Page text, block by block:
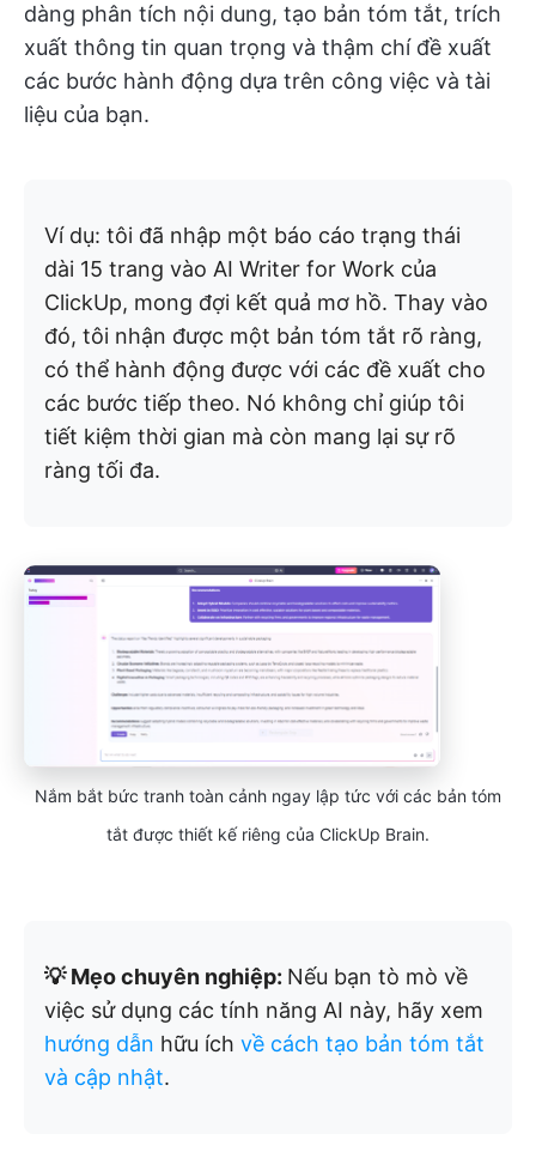
dàng phân tích nội dung, tạo bản tóm tắt, trích
xuất thông tin quan trọng và thậm chí đề xuất
các bước hành động dựa trên công việc và tài
liệu của bạn.
Ví dụ: tôi đã nhập một báo cáo trạng thái
dài 15 trang vào AI Writer for Work của
ClickUp, mong đợi kết quả mơ hồ. Thay vào
đó, tôi nhận được một bản tóm tắt rõ ràng,
có thể hành động được với các đề xuất cho
các bước tiếp theo. Nó không chỉ giúp tôi
tiết kiệm thời gian mà còn mang lại sự rõ
ràng tối đa.
Nắm bắt bức tranh toàn cảnh ngay lập tức với các bản tóm
tắt được thiết kế riêng của ClickUp Brain.
💡 Mẹo chuyên nghiệp: Nếu bạn tò mò về
việc sử dụng các tính năng AI này, hãy xem
hướng dẫn hữu ích về cách tạo bản tóm tắt
và cập nhật.